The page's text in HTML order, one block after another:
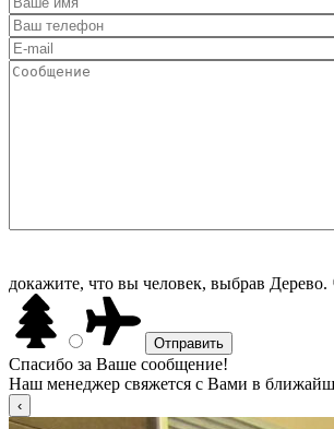
докажите, что вы человек, выбрав Дерево.
Спасибо за Ваше сообщение!
Наш менеджер свяжется с Вами в